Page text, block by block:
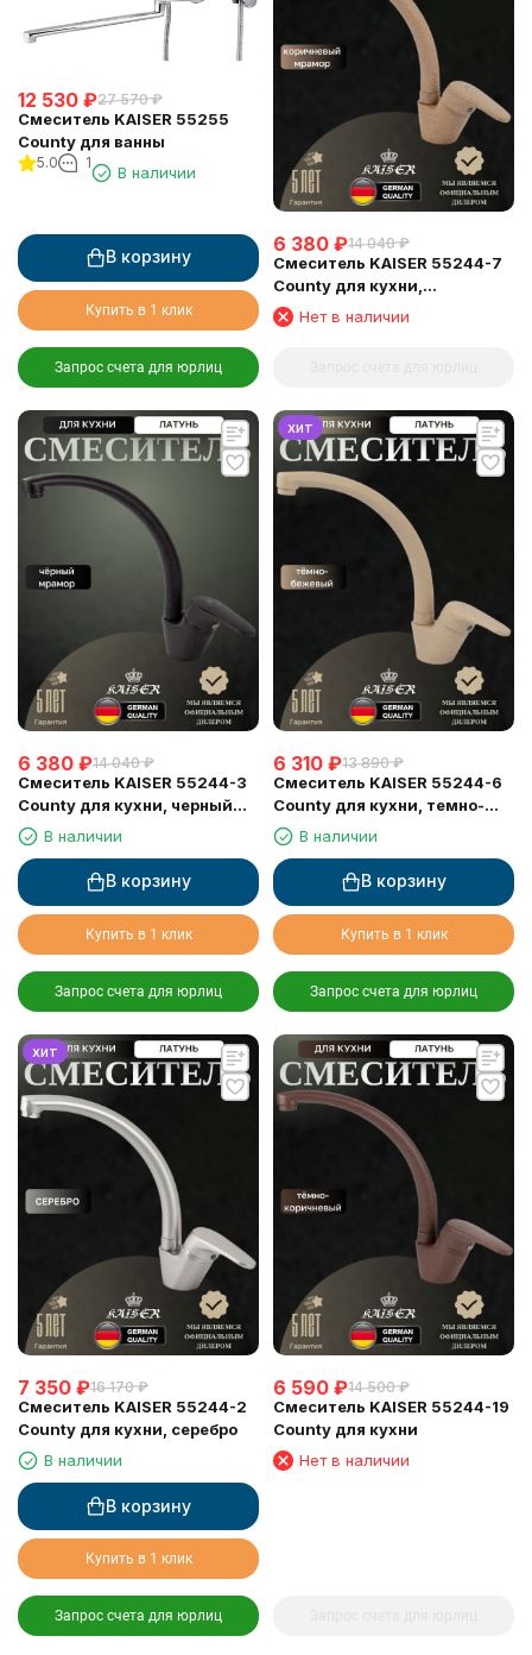
12 530 ₽27 570 ₽
Смеситель KAISER 55255
County для ванны
5.0 1
В наличии
В корзину
Купить в 1 клик
Запрос счета для юрлиц
6 380 ₽14 040 ₽
Смеситель KAISER 55244-7
County для кухни,
коричневый мрамор
Нет в наличии
6 380 ₽14 040 ₽
Смеситель KAISER 55244-3
County для кухни, черный
мраморВ наличии
В корзину
Купить в 1 клик
Запрос счета для юрлиц
хит
6 310 ₽13 890 ₽
Смеситель KAISER 55244-6
County для кухни, темно-
бежевый
В наличии
В корзину
Купить в 1 клик
Запрос счета для юрлиц
хит
7 350 ₽16 170 ₽
Смеситель KAISER 55244-2
County для кухни, серебро
В наличии
В корзину
Купить в 1 клик
Запрос счета для юрлиц
6 590 ₽14 500 ₽
Смеситель KAISER 55244-19
County для кухни
Нет в наличии